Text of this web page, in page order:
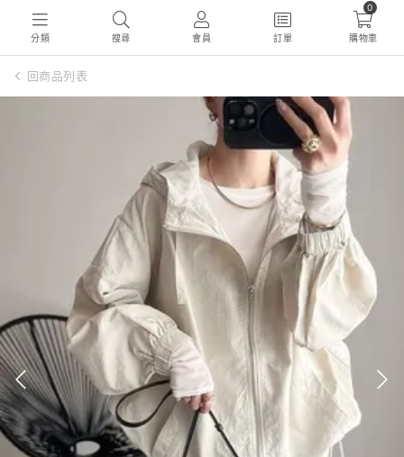
分類 搜尋 會員 訂單
0
購物車
回商品列表